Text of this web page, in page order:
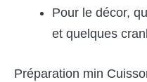
Pour le décor,
et quelques
Préparation min